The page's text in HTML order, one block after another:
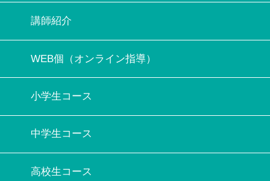
講師紹介
WEB個（オンライン指導）
小学生コース
中学生コース
高校生コース